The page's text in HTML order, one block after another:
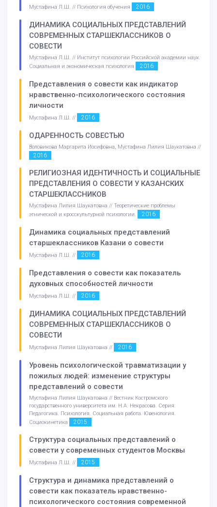
Мустафина Л.Ш. // Психология обучения 2016
ДИНАМИКА СОЦИАЛЬНЫХ ПРЕДСТАВЛЕНИЙ
СОВРЕМЕННЫХ СТАРШЕКЛАССНИКОВ О
СОВЕСТИ
Мустафина Л.Ш. // Институт психологии Российской академии наук.
Социальная и экономическая психология
2016
Представления о совести как индикатор
нравственно-психологического состояния
личности
Мустафина Л.Ш. // 2016
ОДАРЕННОСТЬ СОВЕСТЬЮ
Воловикова Маргарита Иосифовна, Мустафина Лилия Шаукатовна //
2016
РЕЛИГИОЗНАЯ ИДЕНТИЧНОСТЬ И СОЦИАЛЬНЫЕ
ПРЕДСТАВЛЕНИЯ О СОВЕСТИ У КАЗАНСКИХ
СТАРШЕКЛАССНИКОВ
Мустафина Лилия Шаукатовна // Теоретические проблемы
этнической и кросскультурной психологии.
2016
Динамика социальных представлений
старшеклассников Казани о совести
Мустафина Л.Ш. // 2016
Представления о совести как показатель
духовных способностей личности
Мустафина Л.Ш. // 2016
ДИНАМИКА СОЦИАЛЬНЫХ ПРЕДСТАВЛЕНИЙ
СОВРЕМЕННЫХ СТАРШЕКЛАССНИКОВ О
СОВЕСТИ
Мустафина Лилия Шаукатовна // 2016
Уровень психологической травматизации у
пожилых людей: изменение структуры
представлений о совести
Мустафина Лилия Шаукатовна // Вестник Костромского
государственного университета им. Н.А. Некрасова. Серия:
Педагогика. Психология. Социальная работа. Ювенология.
Социокинетика
2015
Структура социальных представлений о
совести у современных студентов Москвы
Мустафина Л.Ш. // 2015
Структура и динамика представлений о
совести как показатель нравственно-
психологического состояния современной